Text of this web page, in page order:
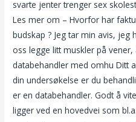
svarte jenter trenger sex
Les mer om – Hvorfor har
budskap ? Jeg tar min avis, jeg
oss legge litt muskler på
databehandler med omhu Ditt
din undersøkelse er du
er en databehandler. Godt å
ligger ved en hovedvei som